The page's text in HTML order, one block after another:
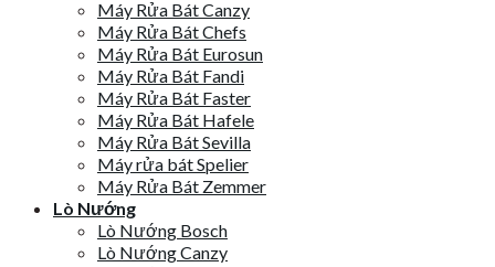
Máy Rửa Bát Canzy
Máy Rửa Bát Chefs
Máy Rửa Bát Eurosun
Máy Rửa Bát Fandi
Máy Rửa Bát Faster
Máy Rửa Bát Hafele
Máy Rửa Bát Sevilla
Máy rửa bát Spelier
Máy Rửa Bát Zemmer
Lò Nướng
Lò Nướng Bosch
Lò Nướng Canzy